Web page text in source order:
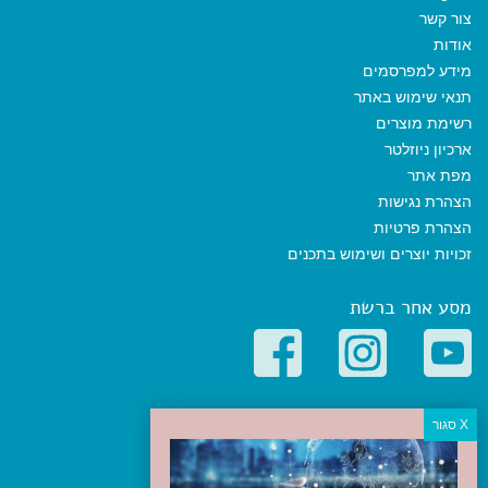
צור קשר
אודות
מידע למפרסמים
תנאי שימוש באתר
רשימת מוצרים
ארכיון ניוזלטר
מפת אתר
הצהרת נגישות
הצהרת פרטיות
זכויות יוצרים ושימוש בתכנים
מסע אחר ברשת
קטגוריות פופולריות
יעדים
טיולים בישראל